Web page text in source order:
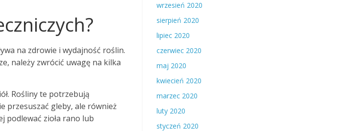
na zdrowie i wydajność roślin.
należy zwrócić uwagę na kilka
Rośliny te potrzebują
przesuszać gleby, ale również
podlewać zioła rano lub
wrzesień 2020
sierpień 2020
lipiec 2020
czerwiec 2020
maj 2020
kwiecień 2020
marzec 2020
luty 2020
styczeń 2020